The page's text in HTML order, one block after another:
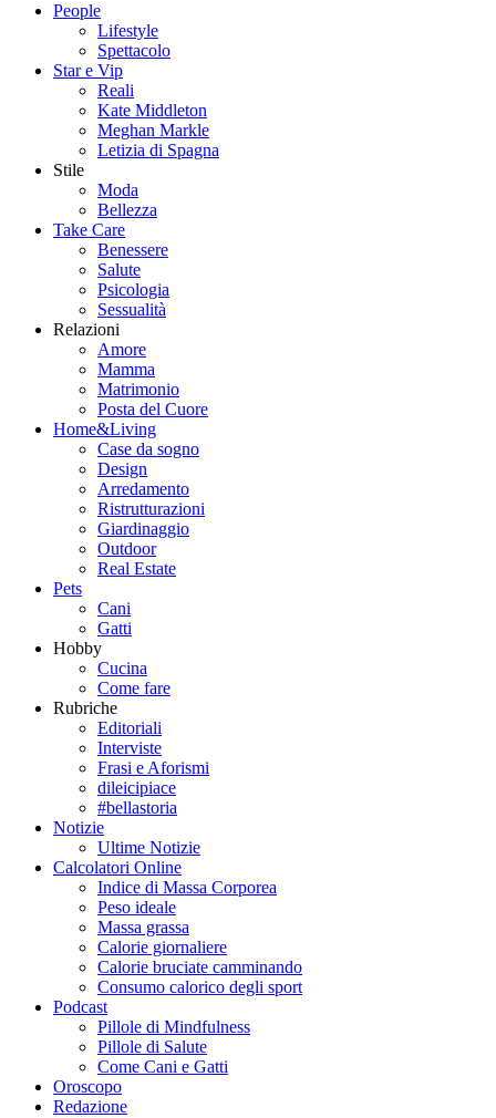
People
Lifestyle
Spettacolo
Star e Vip
Reali
Kate Middleton
Meghan Markle
Letizia di Spagna
Stile
Moda
Bellezza
Take Care
Benessere
Salute
Psicologia
Sessualità
Relazioni
Amore
Mamma
Matrimonio
Posta del Cuore
Home&Living
Case da sogno
Design
Arredamento
Ristrutturazioni
Giardinaggio
Outdoor
Real Estate
Pets
Cani
Gatti
Hobby
Cucina
Come fare
Rubriche
Editoriali
Interviste
Frasi e Aforismi
dileicipiace
#bellastoria
Notizie
Ultime Notizie
Calcolatori Online
Indice di Massa Corporea
Peso ideale
Massa grassa
Calorie giornaliere
Calorie bruciate camminando
Consumo calorico degli sport
Podcast
Pillole di Mindfulness
Pillole di Salute
Come Cani e Gatti
Oroscopo
Redazione